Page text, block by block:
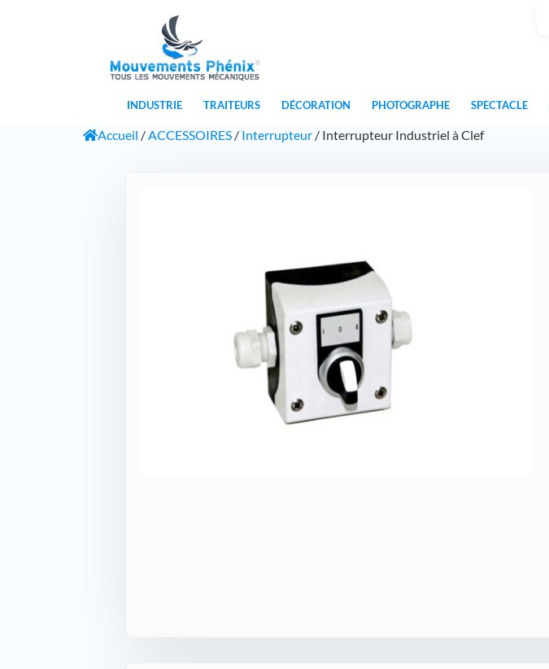
INDUSTRIE TRAITEURS DÉCORATION PHOTOGRAPHE SPECTACLE
Accueil /ACCESSOIRES / Interrupteur / Interrupteur Industriel à Clef